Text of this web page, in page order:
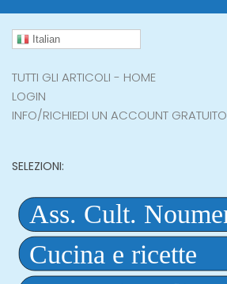
Italian
TUTTI GLI ARTICOLI - HOME
LOGIN
INFO/RICHIEDI UN ACCOUNT GRATUITO
SELEZIONI: